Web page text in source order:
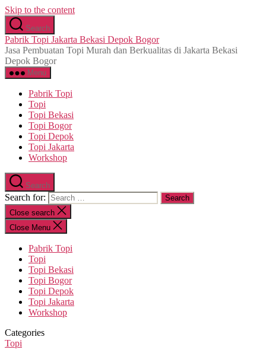
Skip to the content
Search
Pabrik Topi Jakarta Bekasi Depok Bogor
Jasa Pembuatan Topi Murah dan Berkualitas di Jakarta Bekasi
Depok Bogor
Menu
Pabrik Topi
Topi
Topi Bekasi
Topi Bogor
Topi Depok
Topi Jakarta
Workshop
Search
Search for:
Close search
Close Menu
Pabrik Topi
Topi
Topi Bekasi
Topi Bogor
Topi Depok
Topi Jakarta
Workshop
Categories
Topi